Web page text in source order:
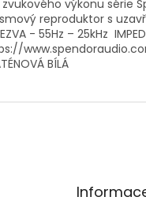
výkonu série
reproduktor s
- 55Hz – 25kHz
BÍLÁ